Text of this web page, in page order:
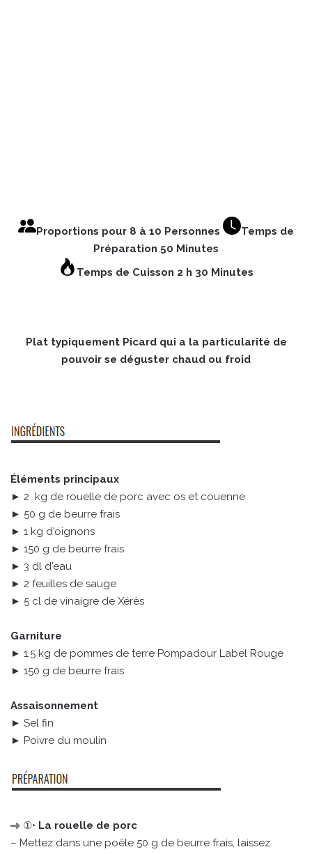
Proportions pour 8 à 10 Personnes
Temps de
Préparation 50 Minutes
Temps de Cuisson 2 h 30 Minutes
Plat typiquement Picard qui a la particularité de
pouvoir se déguster chaud ou froid
Éléments principaux
► 2 kg de rouelle de porc avec os et couenne
► 50 g de beurre frais
► 1 kg d'oignons
► 150 g de beurre frais
► 3 dl d'eau
► 2 feuilles de sauge
► 5 cl de vinaigre de Xérès
Garniture
► 1,5 kg de pommes de terre Pompadour Label Rouge
► 150 g de beurre frais
Assaisonnement
► Sel fin
► Poivre du moulin
①• La rouelle de porc
– Mettez dans une poêle 50 g de beurre frais, laissez